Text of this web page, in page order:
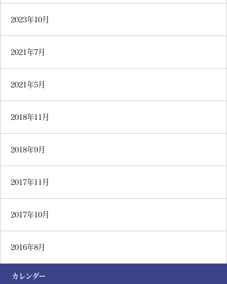
2023年10月
2021年7月
2021年5月
2018年11月
2018年9月
2017年11月
2017年10月
2016年8月
カレンダー